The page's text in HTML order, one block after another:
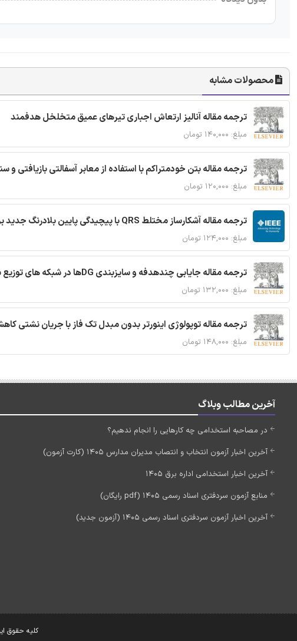
محصولات مشابه
ترجمه مقاله آنالیز ارتعاش اجباری تیرهای عمیق متخلخل هدفمند
مبلغ: ۱۴۰,۰۰۰ تومان
ترجمه مقاله بتن خودمتراکم با استفاده از معابر آسفالتی بازیافتی و
مبلغ: ۱۲۰,۰۰۰ تومان
ترجمه مقاله آشکارساز مختلط QRS با پیچیدگی پایین بلادرنگ جدید براساس آستانه گذاری تطبیقی
مبلغ: ۱۲۴,۰۰۰ تومان
ترجمه مقاله جایابی چندهدفه و سایزبندی DGها در شبکه های توزیع با تضمین پایداری گذرا
مبلغ: ۱۳۲,۰۰۰ تومان
ترجمه مقاله توپولوژی اینورتر بدون مبدل تک فاز با جریان نشتی
مبلغ: ۱۴۸,۰۰۰ تومان
آخرین مطالب وبلاگ
در مصاحبه استخدامی چه کارهایی را انجام ندهیم؟
آخرین اخبار آزمون انتخاب و انتصاب مدیران مدارس 1405 (کارت آزمون)
آخرین اخبار استخدامی اداره برق 1405
منابع آزمون سردفتری اسناد رسمی 1405 (pdf رایگان)
آخرین اخبار آزمون سردفتری اسناد رسمی 1405 (آزمون جدید)
کلیه حقوق